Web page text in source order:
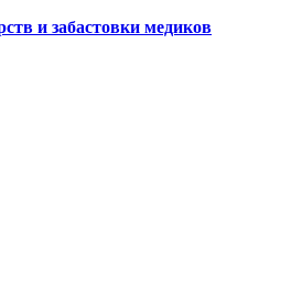
и забастовки медиков